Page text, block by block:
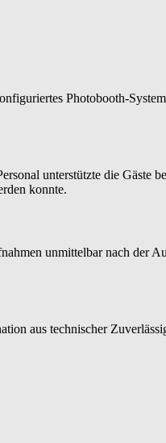
Photobooth-
unterstützte die Gäste
konnte.
unmittelbar nach der
aus technischer